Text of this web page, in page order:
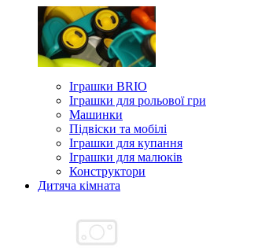
Іграшки BRIO
Іграшки для рольової гри
Машинки
Підвіски та мобілі
Іграшки для купання
Іграшки для малюків
Конструктори
Дитяча кімната